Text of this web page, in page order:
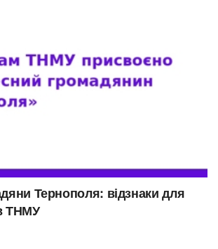
Тернополя: відзнаки для
ТНМУ